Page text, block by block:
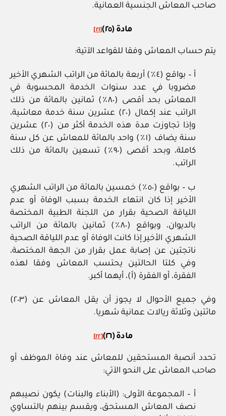
صاحب المعاش الجنسية العمانية.
مادة (٢٥) [٢١]
يتم حساب المعاش وفقا للقواعد الآتية:
أ – بواقع (٤٪) أربعة بالمائة من الراتب الشهري الأخير
مضروبا في عدد سنوات الخدمة المحسوبة في
المعاش بحد أقصى (٨٠٪) ثمانين بالمائة من ذلك
الراتب عند إكمال (٢٠) عشرين سنة خدمة معاشية،
وإذا تجاوزت مدة هذه الخدمة أكثر من (٢٠) عشرين
سنة يضاف (١٪) واحد بالمائة للمعاش عن كل سنة
كاملة، وبحد أقصى (٩٠٪) تسعين بالمائة من ذلك
الراتب.
ب – بواقع (٥٠٪) خمسين بالمائة من الراتب الشهري
الأخير إذا كان انتهاء الخدمة بسبب الوفاة أو عدم
اللياقة الصحية بقرار من اللجنة الطبية المختصة
بالديوان، وبواقع (٨٠٪) ثمانين بالمائة من الراتب
الشهري الأخير إذا كانت الوفاة أو عدم اللياقة الصحية
ناتجتين عن إصابة عمل بقرار من الجهة المختصة،
وفي كلتا الحالتين يحتسب المعاش وفقا لهذه
الفقرة، أو الفقرة (أ)، أيهما أكبر.
وفي جميع الأحوال لا يجوز أن يقل المعاش عن (٢٠٣)
مائتين وثلاثة ريالات عمانية شهريا.
مادة (٢٦) [٢٢]
تحدد أنصبة المستحقين للمعاش عند وفاة الموظف أو
صاحب المعاش على النحو الآتي:
أ – المجموعة الأولى: (الأبناء والبنات) يكون نصيبهم
نصف المعاش المستحق، ويقسم بينهم بالتساوي